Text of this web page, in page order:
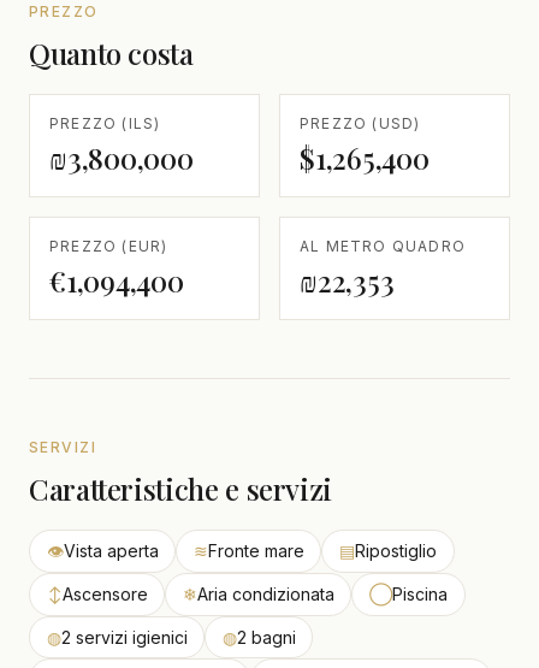
PREZZO
Quanto costa
PREZZO (ILS)
₪3,800,000
PREZZO (USD)
$1,265,400
PREZZO (EUR)
€1,094,400
AL METRO QUADRO
₪22,353
SERVIZI
Caratteristiche e servizi
👁Vista aperta ≋Fronte mare ▤Ripostiglio
↕Ascensore ❄Aria condizionata ◯Piscina
◍2 servizi igienici ◍2 bagni